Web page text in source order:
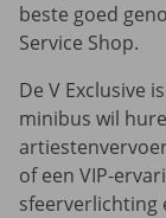
beste goed
Service Shop.
De V Exclusive
minibus wil
of een VIP-
sfeerverlichting